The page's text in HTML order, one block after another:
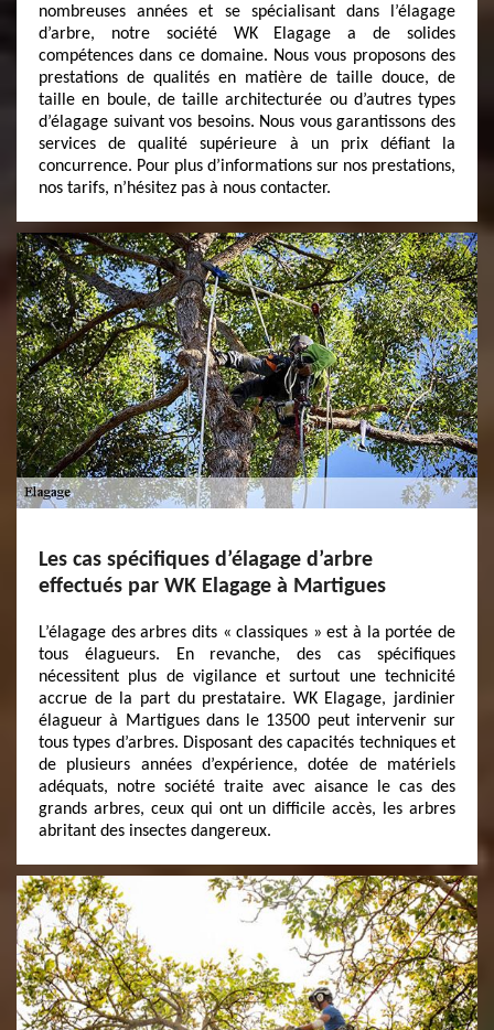
nombreuses années et se spécialisant dans l’élagage
d’arbre, notre société WK Elagage a de solides
compétences dans ce domaine. Nous vous proposons des
prestations de qualités en matière de taille douce, de
taille en boule, de taille architecturée ou d’autres types
d’élagage suivant vos besoins. Nous vous garantissons des
services de qualité supérieure à un prix défiant la
concurrence. Pour plus d’informations sur nos prestations,
nos tarifs, n’hésitez pas à nous contacter.
Les cas spécifiques d’élagage d’arbre
effectués par WK Elagage à Martigues
L’élagage des arbres dits « classiques » est à la portée de
tous élagueurs. En revanche, des cas spécifiques
nécessitent plus de vigilance et surtout une technicité
accrue de la part du prestataire. WK Elagage, jardinier
élagueur à Martigues dans le 13500 peut intervenir sur
tous types d’arbres. Disposant des capacités techniques et
de plusieurs années d’expérience, dotée de matériels
adéquats, notre société traite avec aisance le cas des
grands arbres, ceux qui ont un difficile accès, les arbres
abritant des insectes dangereux.